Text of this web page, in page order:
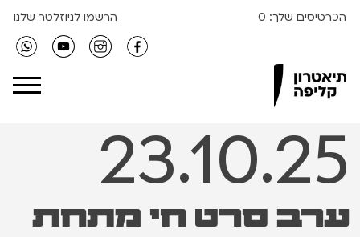
הכרטיסים שלך: 0 הרשמו לניוזלטר שלנו
Clipa Theater
23.10.25
ערב סרט חי מתחת